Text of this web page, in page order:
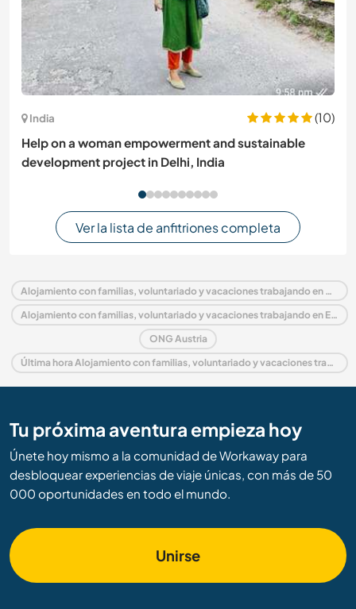
India
(10)
Help on a woman empowerment and sustainable
development project in Delhi, India
Ver la lista de anfitriones completa
Alojamiento con familias, voluntariado y vacaciones trabajando en Austria
Alojamiento con familias, voluntariado y vacaciones trabajando en Europa
ONG Austria
Última hora Alojamiento con familias, voluntariado y vacaciones trabajando en Austria
Tu próxima aventura empieza hoy
Únete hoy mismo a la comunidad de Workaway para
desbloquear experiencias de viaje únicas, con más de 50
000 oportunidades en todo el mundo.
Unirse